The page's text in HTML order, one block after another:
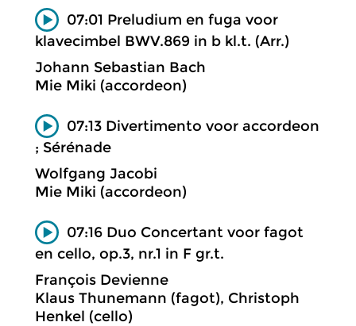
07:01 Preludium en fuga voor
klavecimbel BWV.869 in b kl.t. (Arr.)
Johann Sebastian Bach
Mie Miki (accordeon)
07:13 Divertimento voor accordeon
; Sérénade
Wolfgang Jacobi
Mie Miki (accordeon)
07:16 Duo Concertant voor fagot
en cello, op.3, nr.1 in F gr.t.
François Devienne
Klaus Thunemann (fagot), Christoph
Henkel (cello)